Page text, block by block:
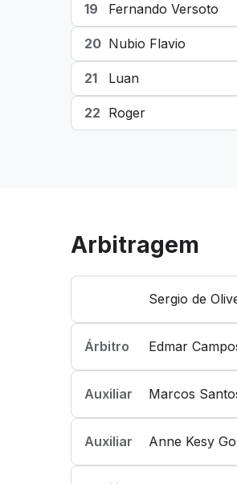
19 Fernando Versoto
20 Nubio Flavio
21 Luan
22 Roger
Arbitragem
Sergio de
Árbitro Edmar
Auxiliar Marcos
Auxiliar Anne Kesy